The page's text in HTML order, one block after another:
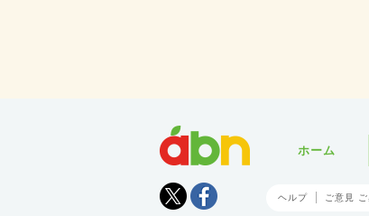
Tweet
ホーム
ヘルプ ご意見 ご